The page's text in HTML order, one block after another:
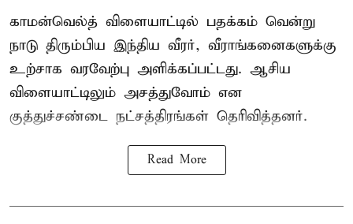
காமன்வெல்த் விளையாட்டில் பதக்கம் வென்று
நாடு திரும்பிய இந்திய வீரர், வீராங்கனைகளுக்கு
உற்சாக வரவேற்பு அளிக்கப்பட்டது. ஆசிய
விளையாட்டிலும் அசத்துவோம் என
குத்துச்சண்டை நட்சத்திரங்கள் தெரிவித்தனர்.
Read More